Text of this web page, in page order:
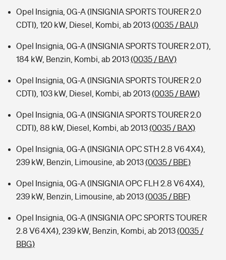
Opel Insignia, 0G-A (INSIGNIA SPORTS TOURER 2.0
CDTI), 120 kW, Diesel, Kombi, ab 2013(0035 / BAU)
Opel Insignia, 0G-A (INSIGNIA SPORTS TOURER 2.0T),
184 kW, Benzin, Kombi, ab 2013(0035 / BAV)
Opel Insignia, 0G-A (INSIGNIA SPORTS TOURER 2.0
CDTI), 103 kW, Diesel, Kombi, ab 2013(0035 / BAW)
Opel Insignia, 0G-A (INSIGNIA SPORTS TOURER 2.0
CDTI), 88 kW, Diesel, Kombi, ab 2013(0035 / BAX)
Opel Insignia, 0G-A (INSIGNIA OPC STH 2.8 V6 4X4),
239 kW, Benzin, Limousine, ab 2013(0035 / BBE)
Opel Insignia, 0G-A (INSIGNIA OPC FLH 2.8 V6 4X4),
239 kW, Benzin, Limousine, ab 2013(0035 / BBF)
Opel Insignia, 0G-A (INSIGNIA OPC SPORTS TOURER
2.8 V6 4X4), 239 kW, Benzin, Kombi, ab 2013(0035 /
BBG)